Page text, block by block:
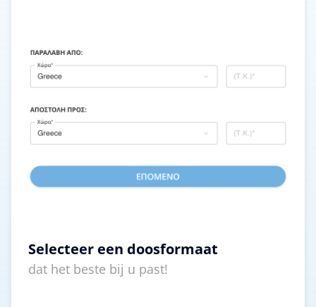
Selecteer een doosformaat
dat het beste bij u past!